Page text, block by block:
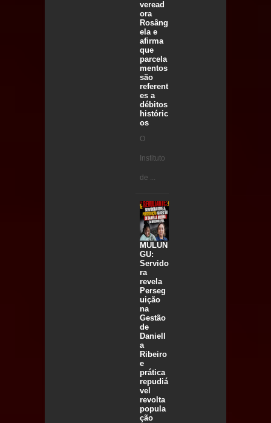
veread
ora
Rosâng
ela e
afirma
que
parcela
mentos
são
referent
es a
débitos
históric
os
O
Instituto
de ...
MULUN
GU:
Servido
ra
revela
Perseg
uição
na
Gestão
de
Daniell
a
Ribeiro
e
prática
repudiá
vel
revolta
popula
ção